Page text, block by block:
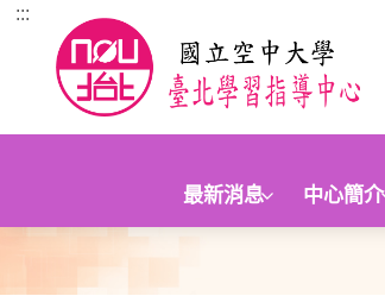
跳到主要內容區塊
:::
最新消息 中心簡介